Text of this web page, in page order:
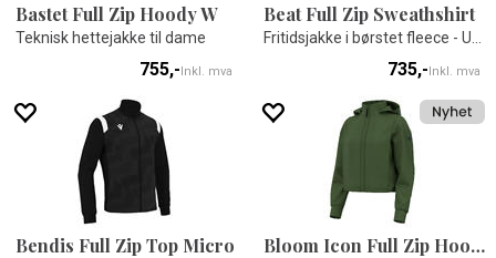
Bastet Full Zip Hoody W
Teknisk hettejakke til dame
755,-Inkl. mva
Beat Full Zip Sweathshirt
735,-Inkl. mva
Bendis Full Zip Top Micro Bloom Icon Full Zip Hoody